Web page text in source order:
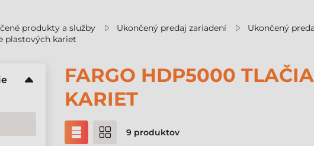
produkty a služby Ukončený predaj zariadení
Ukončený
plastových kariet
FARGO HDP5000
KARIET
9 produktov